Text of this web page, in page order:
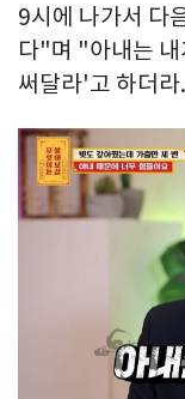
9시에 나가서 다
다"며 "아내는 내
써달라'고 하더